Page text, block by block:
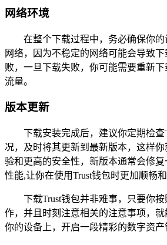
网络环境
在整个下载过程中，务必确保你
网络，因为不稳定的网络可能会导致
败，一旦下载失败，你可能需要重新
流量。
版本更新
下载安装完成后，建议你定期检查
况，及时将其更新到最新版本，这样
验和更高的安全性，新版本通常会修
性能,让你在使用Trust钱包时更加顺畅和
下载Trust钱包并非难事，只要你
作，并且时刻注意相关的注意事项，就
你的设备上，开启一段精彩的数字资产